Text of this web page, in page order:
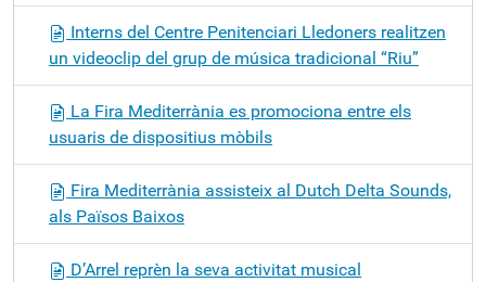
Interns del Centre Penitenciari Lledoners realitzen
un videoclip del grup de música tradicional “Riu”
La Fira Mediterrània es promociona entre els
usuaris de dispositius mòbils
Fira Mediterrània assisteix al Dutch Delta Sounds,
als Països Baixos
D’Arrel reprèn la seva activitat musical